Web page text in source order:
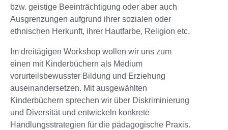
bzw. geistige Beeinträchtigung oder aber auch
Ausgrenzungen aufgrund ihrer sozialen oder
ethnischen Herkunft, ihrer Hautfarbe, Religion etc.
Im dreitägigen Workshop wollen wir uns zum
einen mit Kinderbüchern als Medium
vorurteilsbewusster Bildung und Erziehung
auseinandersetzen. Mit ausgewählten
Kinderbüchern sprechen wir über Diskriminierung
und Diversität und entwickeln konkrete
Handlungsstrategien für die pädagogische Praxis.